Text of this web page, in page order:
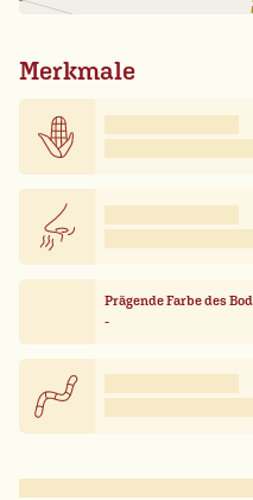
Merkmale
Prägende Farbe des
-